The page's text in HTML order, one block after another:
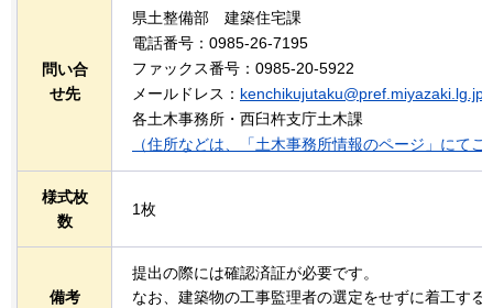
問い合
せ先
県土整備部 建築住宅課
電話番号：0985-26-7195
ファックス番号：0985-20-5922
メールドレス： kenchikujutaku@pref.miyazaki.lg.jp
各土木事務所・西臼杵支庁土木課
（住所などは、「土木事務所情報のページ」にて
様式枚
数
1枚
備考
提出の際には確認済証が必要です。
なお、建築物の工事監理者の選定をせずに着工す